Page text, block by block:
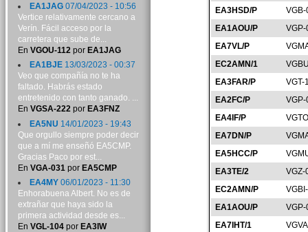
EA3HSD/P
EA1AOU/P
VGP-
EA7VL/P
EC2AMN/1
EA3FAR/P
VGT-
EA2FC/P
EA4IF/P
EA7DN/P
EA5HCC/P
EA3TE/2
VGZ-
EC2AMN/P
EA1AOU/P
EA7IHT/1
EA1JAG07/04/2023 - 10:56
Vertice relativamente cercano a
Verín. Fácil acceso por la
carretera que sube de...
En VGOU-112por EA1JAG
EA1BJE13/03/2023 - 00:37
Veo que compañía no te ha
faltado. Habrás estado
entretenido con tanto ganado. ...
En VGSA-222por EA3FNZ
EA5NU 14/01/2023 - 19:43
Que orgullo siempre poder decir
que a mí me enseñó EA5CMP.
Gracias Paco por est...
En VGA-031 por EA5CMP
EA4MY06/01/2023 - 11:30
Enhorabuena Albert. No es de
extrañar que haya sido la
primera actividad desde es...
En VGL-104por EA3IW